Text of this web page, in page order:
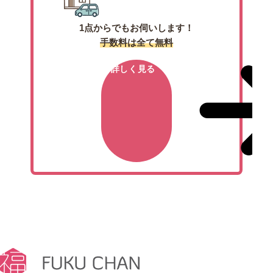
1点からでもお伺いします！
手数料は全て無料
詳しく見る